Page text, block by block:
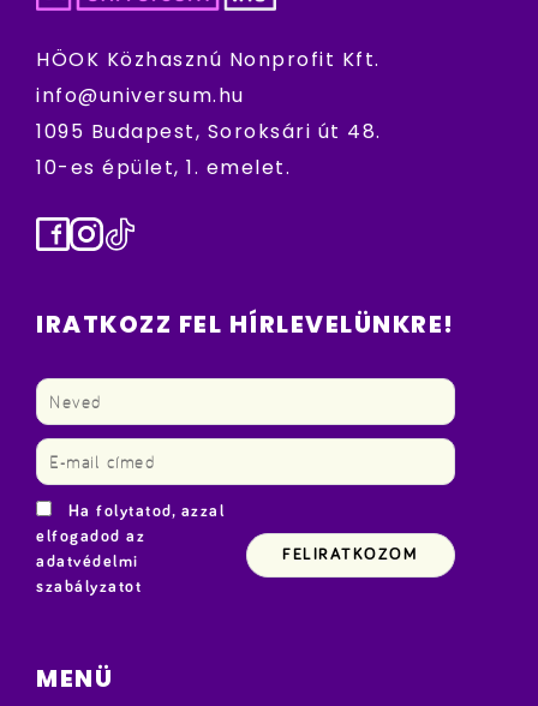
HÖOK Közhasznú Nonprofit Kft.
info@universum.hu
1095 Budapest, Soroksári út 48.
10-es épület, 1. emelet.
Facebook
Instagram
TikTok
IRATKOZZ FEL HÍRLEVELÜNKRE!
Ha folytatod, azzal
elfogadod az
adatvédelmi
szabályzatot
MENÜ